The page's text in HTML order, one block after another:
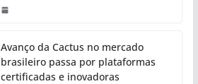
Avanço da Cactus no mercado
brasileiro passa por plataformas
certificadas e inovadoras